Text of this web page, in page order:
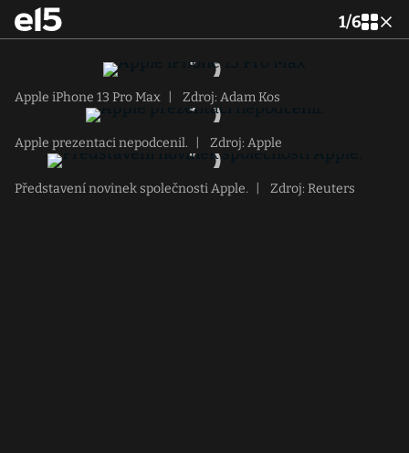
1/6
Apple iPhone 13 Pro Max Zdroj: Adam Kos
Apple prezentaci nepodcenil. Zdroj: Apple
Představení novinek společnosti Apple. Zdroj: Reuters